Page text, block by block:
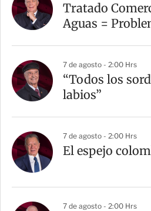
Tratado
Aguas =
7 de agosto - 2:00 Hrs
“Todos los
labios”
7 de agosto - 2:00 Hrs
El espejo
7 de agosto - 2:00 Hrs